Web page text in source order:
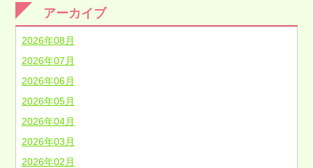
アーカイブ
2026年08月
2026年07月
2026年06月
2026年05月
2026年04月
2026年03月
2026年02月